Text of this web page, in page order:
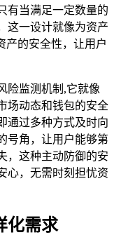
有当满足一定数量的
这一设计就像为资产
产的安全性，让用户
险监测机制,它就像
场动态和钱包的安全
通过多种方式及时向
号角，让用户能够第
，这种主动防御的安
心，无需时刻担忧资
化需求